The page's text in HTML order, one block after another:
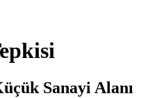
Sanayi Alanı